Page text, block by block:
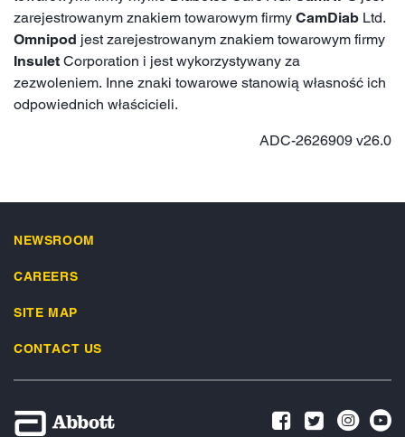
zarejestrowanym znakiem towarowym firmy CamDiab Ltd.
Omnipod jest zarejestrowanym znakiem towarowym firmy
Insulet Corporation i jest wykorzystywany za
zezwoleniem. Inne znaki towarowe stanowią własność ich
odpowiednich właścicieli.
ADC-2626909 v26.0
NEWSROOM
CAREERS
SITE MAP
CONTACT US